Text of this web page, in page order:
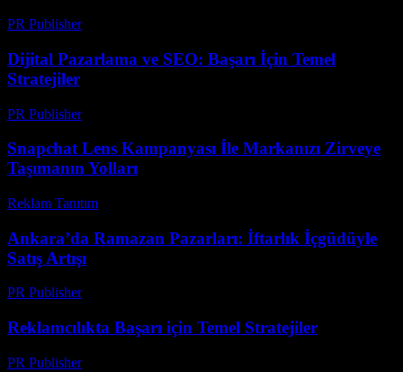
PR Publisher-
Dijital Pazarlama ve SEO: Başarı İçin Temel
Stratejiler
PR Publisher-
Snapchat Lens Kampanyası İle Markanızı Zirveye
Taşımanın Yolları
Reklam Tanıtım
Ankara’da Ramazan Pazarları: İftarlık İçgüdüyle
Satış Artışı
PR Publisher-
Reklamcılıkta Başarı için Temel Stratejiler
PR Publisher-